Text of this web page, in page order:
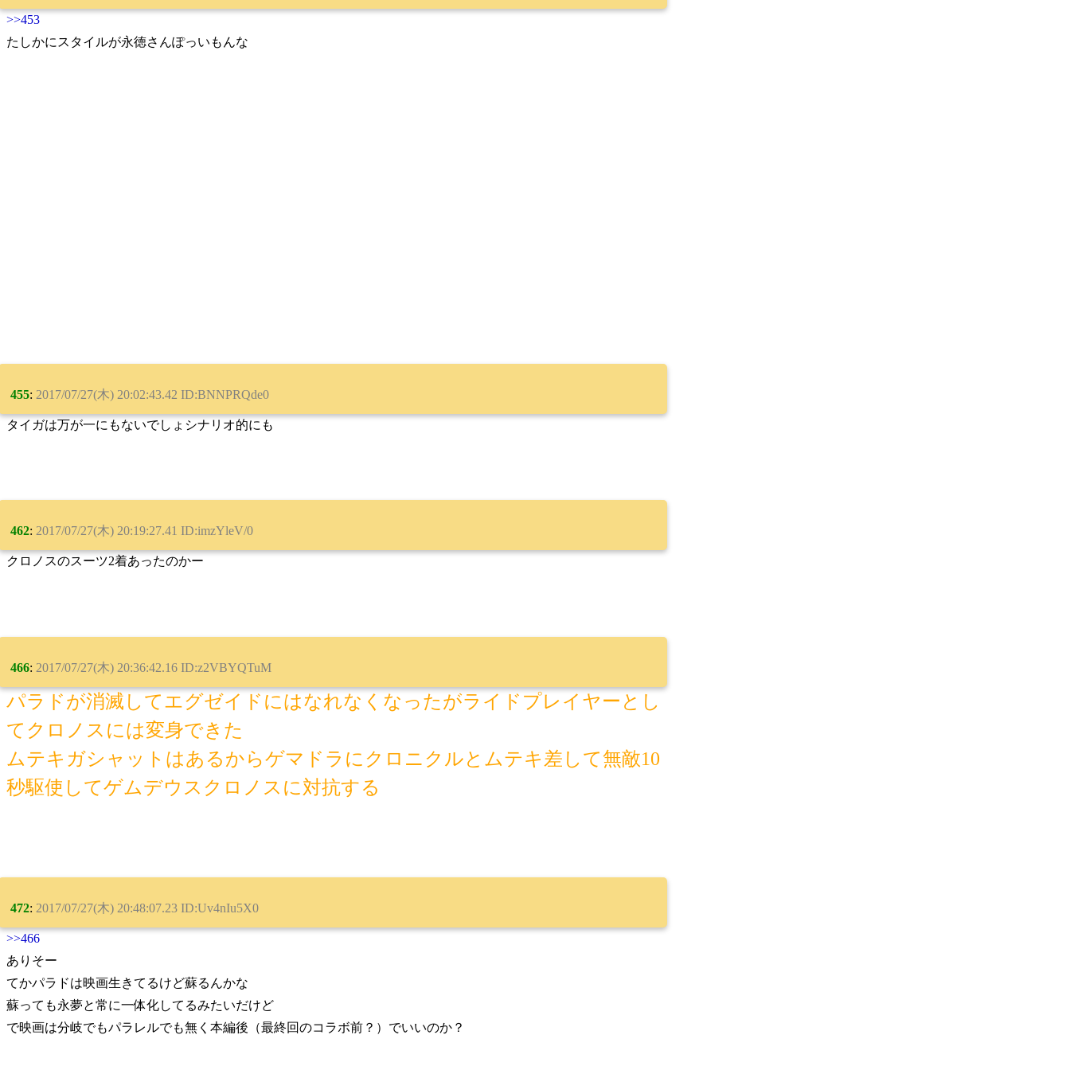
>>453
たしかにスタイルが永徳さんぽっいもんな
455: 2017/07/27(木) 20:02:43.42 ID:BNNPRQde0
タイガは万が一にもないでしょシナリオ的にも
462: 2017/07/27(木) 20:19:27.41 ID:imzYleV/0
クロノスのスーツ2着あったのかー
466: 2017/07/27(木) 20:36:42.16 ID:z2VBYQTuM
パラドが消滅してエグゼイドにはなれなくなったがライドプレイヤーとし
てクロノスには変身できた
ムテキガシャットはあるからゲマドラにクロニクルとムテキ差して無敵10
秒駆使してゲムデウスクロノスに対抗する
472: 2017/07/27(木) 20:48:07.23 ID:Uv4nIu5X0
>>466
ありそー
てかパラドは映画生きてるけど蘇るんかな
蘇っても永夢と常に一体化してるみたいだけど
で映画は分岐でもパラレルでも無く本編後（最終回のコラボ前？）でいいのか？